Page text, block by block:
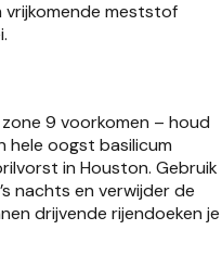
vrijkomende meststof
9 voorkomen – houd
hele oogst basilicum
in Houston. Gebruik
nachts en verwijder de
drijvende rijendoeken je